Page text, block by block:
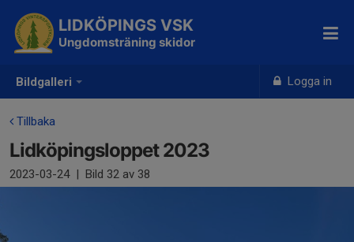
Bildgalleri Logga in
LIDKÖPINGS VSK
Ungdomsträning skidor
Tillbaka
Lidköpingsloppet 2023
2023-03-24 | Bild 32 av 38